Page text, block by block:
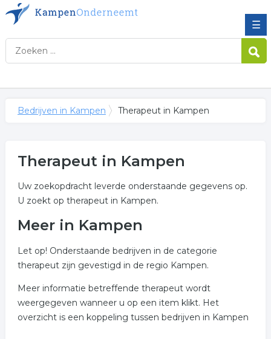
☰
Bedrijven in Kampen Therapeut in Kampen
Therapeut in Kampen
Uw zoekopdracht leverde onderstaande gegevens op.
U zoekt op therapeut in Kampen.
Meer in Kampen
Let op! Onderstaande bedrijven in de categorie
therapeut zijn gevestigd in de regio Kampen.
Meer informatie betreffende therapeut wordt
weergegeven wanneer u op een item klikt. Het
overzicht is een koppeling tussen bedrijven in Kampen